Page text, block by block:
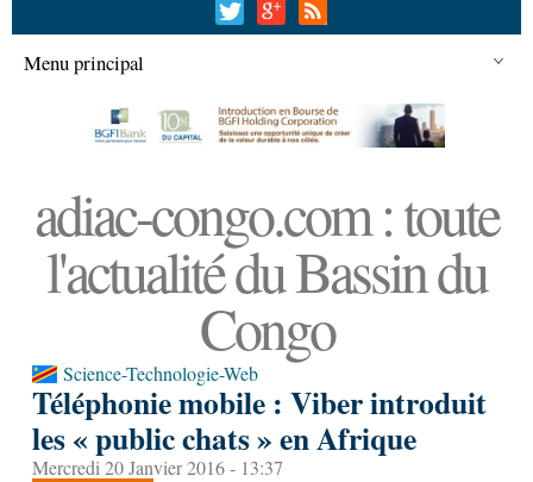
Menu principal
adiac-congo.com : toute
l'actualité du Bassin du
Congo
Science-Technologie-Web
Téléphonie mobile : Viber introduit
les « public chats » en Afrique
Mercredi 20 Janvier 2016 - 13:37